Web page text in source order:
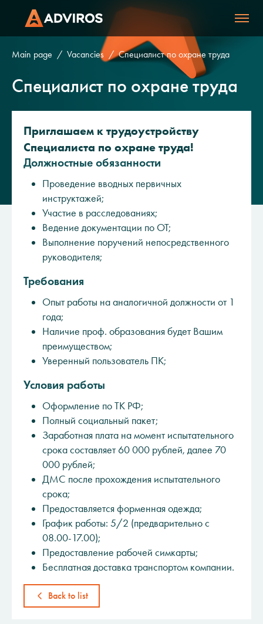
Main page Vacancies Специалист по охране труда
Специалист по охране труда
Приглашаем к трудоустройству
Специалиста по охране труда!
Должностные обязанности
Проведение вводных первичных
инструктажей;
Участие в расследованиях;
Ведение документации по ОТ;
Выполнение поручений непосредственного
руководителя;
Требования
Опыт работы на аналогичной должности от 1
года;
Наличие проф. образования будет Вашим
преимуществом;
Уверенный пользователь ПК;
Условия работы
Оформление по ТК РФ;
Полный социальный пакет;
Заработная плата на момент испытательного
срока составляет 60 000 рублей, далее 70
000 рублей;
ДМС после прохождения испытательного
срока;
Предоставляется форменная одежда;
График работы: 5/2 (предварительно с
08.00-17.00);
Предоставление рабочей симкарты;
Бесплатная доставка транспортом компании.
Back to list